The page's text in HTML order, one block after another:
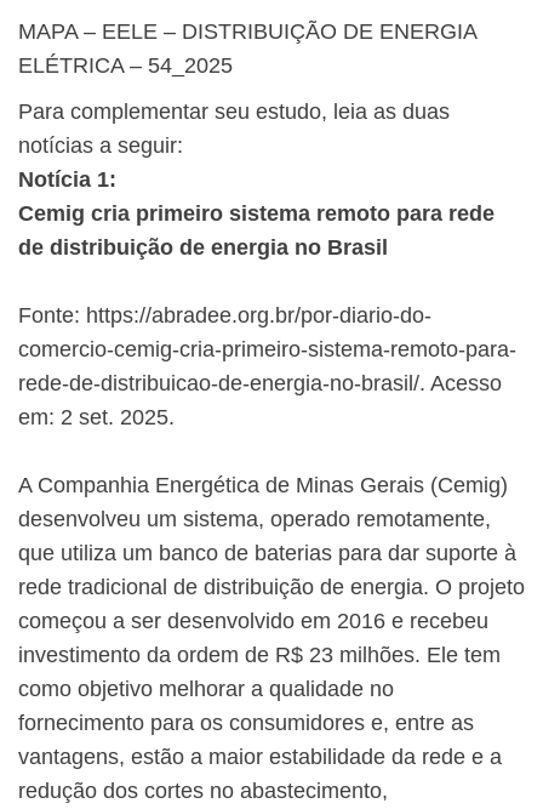
MAPA – EELE – DISTRIBUIÇÃO DE ENERGIA
ELÉTRICA – 54_2025
Para complementar seu estudo, leia as duas
notícias a seguir:
Notícia 1:
Cemig cria primeiro sistema remoto para rede
de distribuição de energia no Brasil
Fonte: https://abradee.org.br/por-diario-do-
comercio-cemig-cria-primeiro-sistema-remoto-para-
rede-de-distribuicao-de-energia-no-brasil/. Acesso
em: 2 set. 2025.
A Companhia Energética de Minas Gerais (Cemig)
desenvolveu um sistema, operado remotamente,
que utiliza um banco de baterias para dar suporte à
rede tradicional de distribuição de energia. O projeto
começou a ser desenvolvido em 2016 e recebeu
investimento da ordem de R$ 23 milhões. Ele tem
como objetivo melhorar a qualidade no
fornecimento para os consumidores e, entre as
vantagens, estão a maior estabilidade da rede e a
redução dos cortes no abastecimento,